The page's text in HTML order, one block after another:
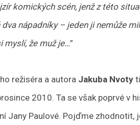
komických scén, jenž z této
nápadníky – jeden ji nemůže
myslí, že muž je…”
režiséra a autora Jakuba Nvoty
2010. Ta se však poprvé v
Jany Paulové. Pojďme zhodnotit,